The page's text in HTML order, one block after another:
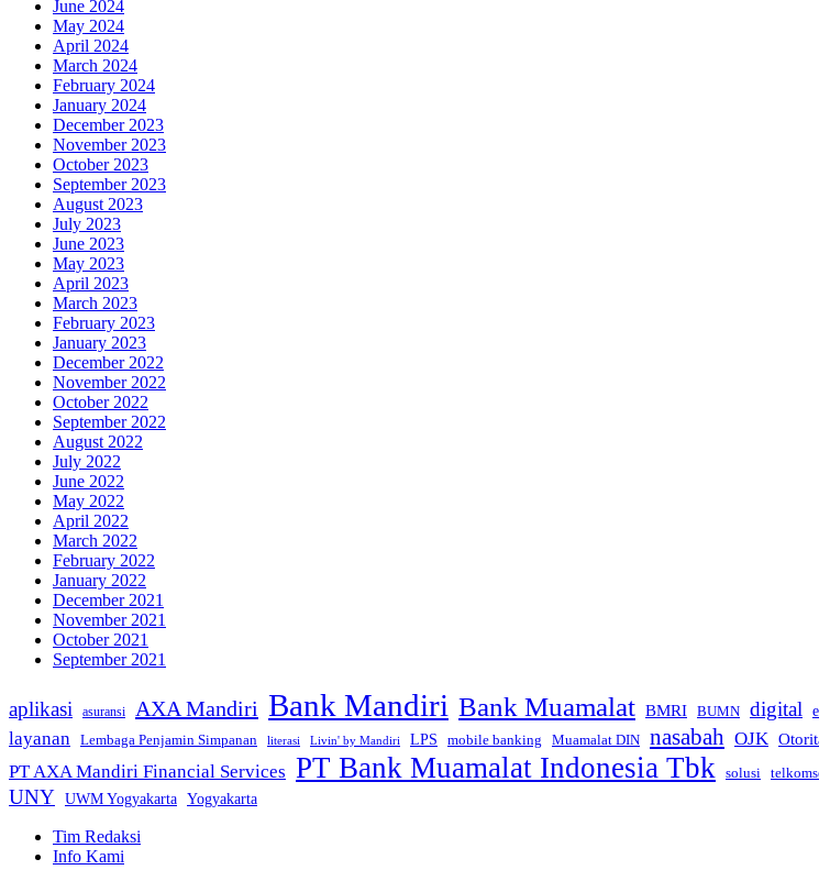
June 2024
May 2024
April 2024
March 2024
February 2024
January 2024
December 2023
November 2023
October 2023
September 2023
August 2023
July 2023
June 2023
May 2023
April 2023
March 2023
February 2023
January 2023
December 2022
November 2022
October 2022
September 2022
August 2022
July 2022
June 2022
May 2022
April 2022
March 2022
February 2022
January 2022
December 2021
November 2021
October 2021
September 2021
aplikasi asuransi AXA Mandiri Bank Mandiri Bank Muamalat BMRI BUMN digital
layanan Lembaga Penjamin Simpanan literasi Livin' by Mandiri LPS mobile banking Muamalat DIN nasabah OJK
PT AXA Mandiri Financial Services PT Bank Muamalat Indonesia Tbk solusi
UNY UWM Yogyakarta Yogyakarta
Tim Redaksi
Info Kami